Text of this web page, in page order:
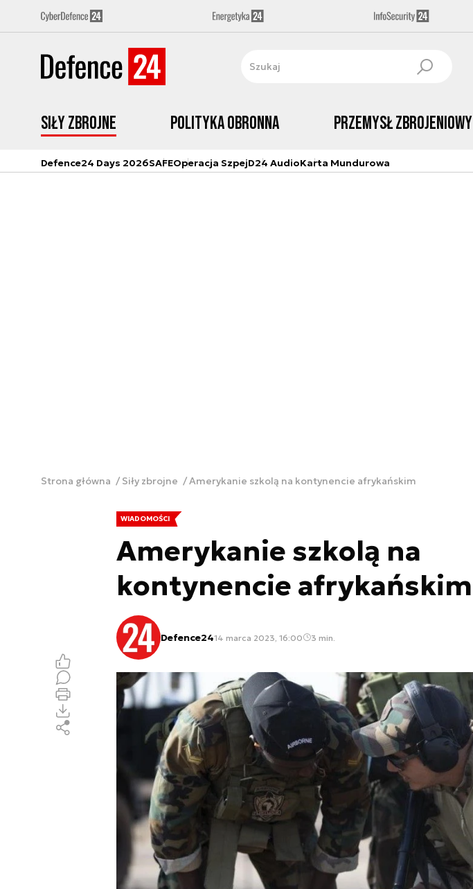
Siły zbrojne Polityka obronna Przemysł Zbrojeniowy
Defence24 Days 2026SAFEOperacja SzpejD24 AudioKarta Mundurowa
Strona główna Siły zbrojne Amerykanie szkolą na kontynencie afrykańskim
WIADOMOŚCI
Amerykanie szkolą na
kontynencie afrykańskim
Defence2414 marca 2023, 16:00 3 min.